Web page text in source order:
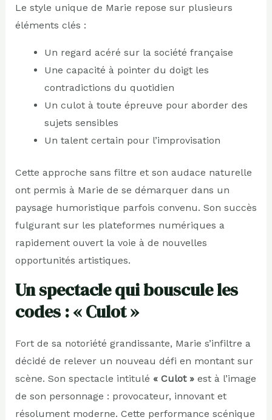
Le style unique de Marie repose sur plusieurs
éléments clés :
Un regard acéré sur la société française
Une capacité à pointer du doigt les
contradictions du quotidien
Un culot à toute épreuve pour aborder des
sujets sensibles
Un talent certain pour l’improvisation
Cette approche sans filtre et son audace naturelle
ont permis à Marie de se démarquer dans un
paysage humoristique parfois convenu. Son succès
fulgurant sur les plateformes numériques a
rapidement ouvert la voie à de nouvelles
opportunités artistiques.
Un spectacle qui bouscule les
codes : « Culot »
Fort de sa notoriété grandissante, Marie s’infiltre a
décidé de relever un nouveau défi en montant sur
scène. Son spectacle intitulé « Culot »est à l’image
de son personnage : provocateur, innovant et
résolument moderne. Cette performance scénique